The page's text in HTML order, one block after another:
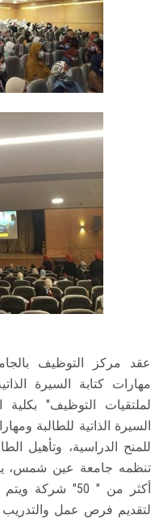
عقد مركز التوظيف
مهارات كتابة السيرة
لملتقيات التوظيف" بكلية
السيرة الذاتية للطالبة
للمنح الدراسية، وتأهيل
أكثر من " 50"
لتقديم فرص عمل